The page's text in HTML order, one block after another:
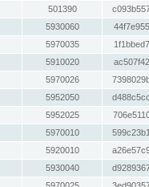
501390
5930060
5970035
5910020
5970026
5952050
5952025
5970010
5920010
5930040